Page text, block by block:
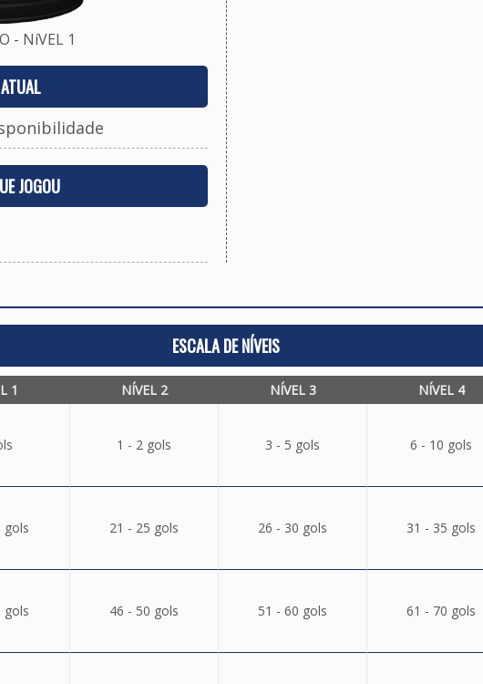
- NíVEL 1
JOGOU
ESCALA DE NÍVEIS
1 NÍVEL 2 NÍVEL 3 NÍVEL 4
1 - 2 gols 3 - 5 gols 6 - 10 gols
gols 21 - 25 gols 26 - 30 gols 31 - 35 gols
gols 46 - 50 gols 51 - 60 gols 61 - 70 gols